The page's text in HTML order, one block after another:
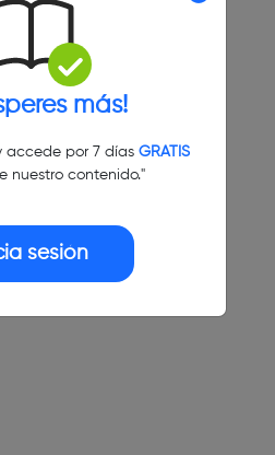
más!
accede por 7 días GRATIS
nuestro contenido."
sesión